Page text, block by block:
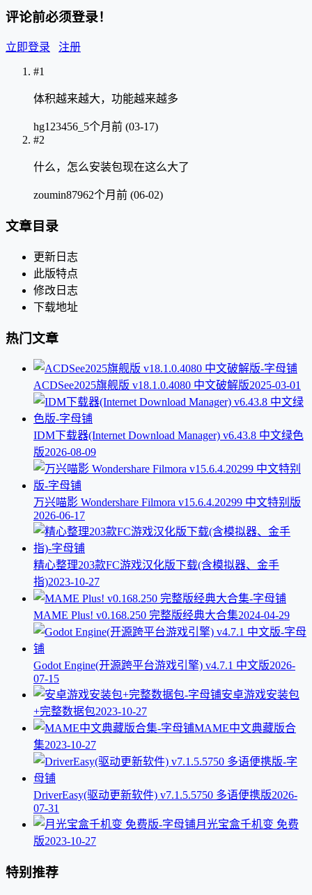
评论前必须登录！
立即登录 注册
#1
体积越来越大，功能越来越多
hg123456_ 5个月前 (03-17)
#2
什么，怎么安装包现在这么大了
zoumin87962个月前 (06-02)
文章目录
更新日志
此版特点
修改日志
下载地址
热门文章
ACDSee2025旗舰版 v18.1.0.4080 中文破解版2025-03-01
IDM下载器(Internet Download Manager) v6.43.8 中文绿色
版2026-08-09
万兴喵影 Wondershare Filmora v15.6.4.20299 中文特别版
2026-06-17
精心整理203款FC游戏汉化版下载(含模拟器、金手
指)2023-10-27
MAME Plus! v0.168.250 完整版经典大合集2024-04-29
Godot Engine(开源跨平台游戏引擎) v4.7.1 中文版2026-
07-15
安卓游戏安装包
+完整数据包2023-10-27
MAME中文典藏版合
集2023-10-27
DriverEasy(驱动更新软件) v7.1.5.5750 多语便携版2026-
07-31
月光宝盒千机变 免费
版2023-10-27
特别推荐